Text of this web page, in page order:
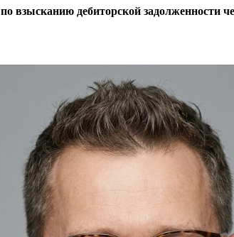
по взысканию дебиторской задолженности